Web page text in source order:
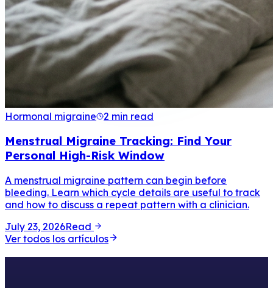
Hormonal migraine 2 min read
Menstrual Migraine Tracking: Find Your
Personal High-Risk Window
A menstrual migraine pattern can begin before
bleeding. Learn which cycle details are useful to track
and how to discuss a repeat pattern with a clinician.
July 23, 2026Read
Ver todos los artículos